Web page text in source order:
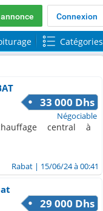
Connexion
Catégories
33 000 Dhs
Négociable
central à
Rabat| 15/06/24 à 00:41
29 000 Dhs